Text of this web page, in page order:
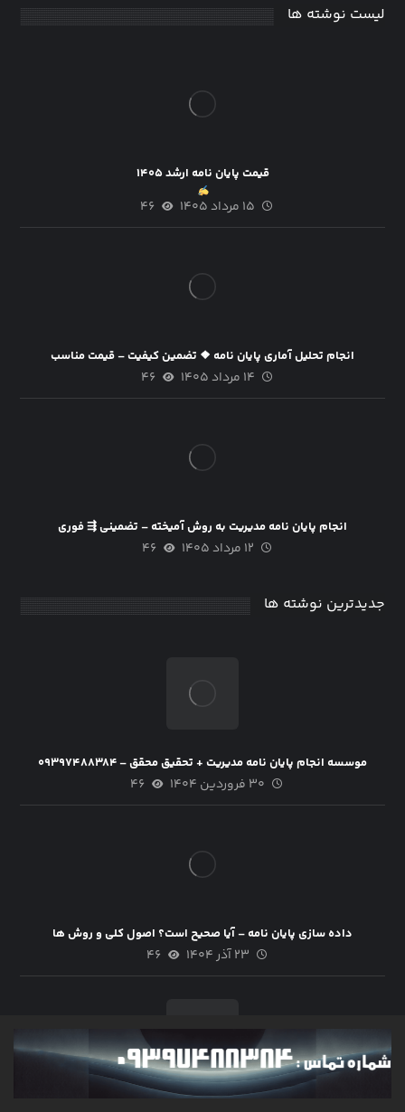
لیست نوشته ها
قیمت پایان نامه ارشد ۱۴۰۵
۱۵ مرداد ۱۴۰۵ ۴۶
انجام تحلیل آماری پایان نامه ❖ تضمین کیفیت – قیمت مناسب
۱۴ مرداد ۱۴۰۵ ۴۶
انجام پایان نامه مدیریت به روش آمیخته – تضمینی ⇶ فوری
۱۲ مرداد ۱۴۰۵ ۴۶
جدیدترین نوشته ها
موسسه انجام پایان نامه مدیریت + تحقیق محقق – ۰۹۳۹۷۴۸۸۳۸۴
۳۰ فروردین ۱۴۰۴ ۴۶
داده سازی پایان نامه – آیا صحیح است؟ اصول کلی و روش ها
۲۳ آذر ۱۴۰۴ ۴۶